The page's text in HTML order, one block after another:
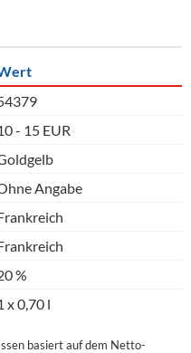
- 15 EUR
Angabe
%
x 0,70 l
basiert auf dem Netto-